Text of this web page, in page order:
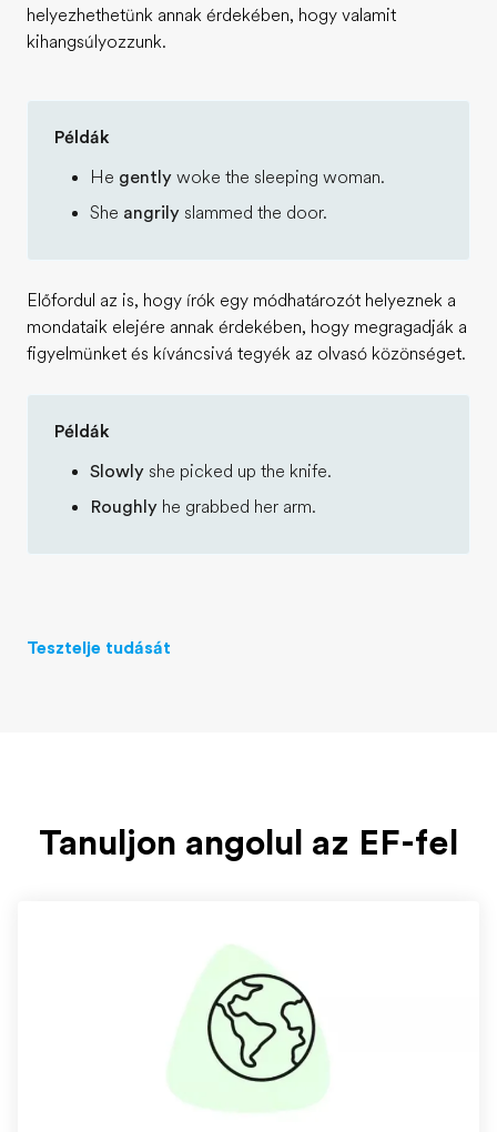
helyezhethetünk annak érdekében, hogy valamit
kihangsúlyozzunk.
Példák
He gently woke the sleeping woman.
She angrily slammed the door.
Előfordul az is, hogy írók egy módhatározót helyeznek a
mondataik elejére annak érdekében, hogy megragadják a
figyelmünket és kíváncsivá tegyék az olvasó közönséget.
Példák
Slowly she picked up the knife.
Roughly he grabbed her arm.
Tesztelje tudását
Tanuljon angolul az EF-fel